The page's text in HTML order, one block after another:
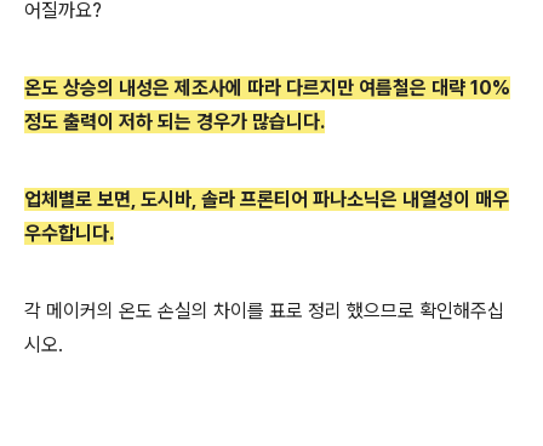
어질까요?
온도 상승의 내성은 제조사에 따라 다르지만 여름철은 대략 10%
정도 출력이 저하 되는 경우가 많습니다.
업체별로 보면, 도시바, 솔라 프론티어 파나소닉은 내열성이 매우
우수합니다.
각 메이커의 온도 손실의 차이를 표로 정리 했으므로 확인해주십
시오.